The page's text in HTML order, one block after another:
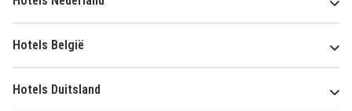
Hotels België
Hotels Duitsland